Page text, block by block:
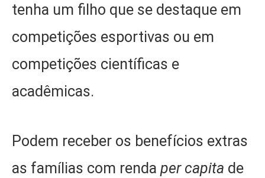
tenha um filho que se destaque em
competições esportivas ou em
competições científicas e
acadêmicas.
Podem receber os benefícios extras
as famílias com renda per capita de